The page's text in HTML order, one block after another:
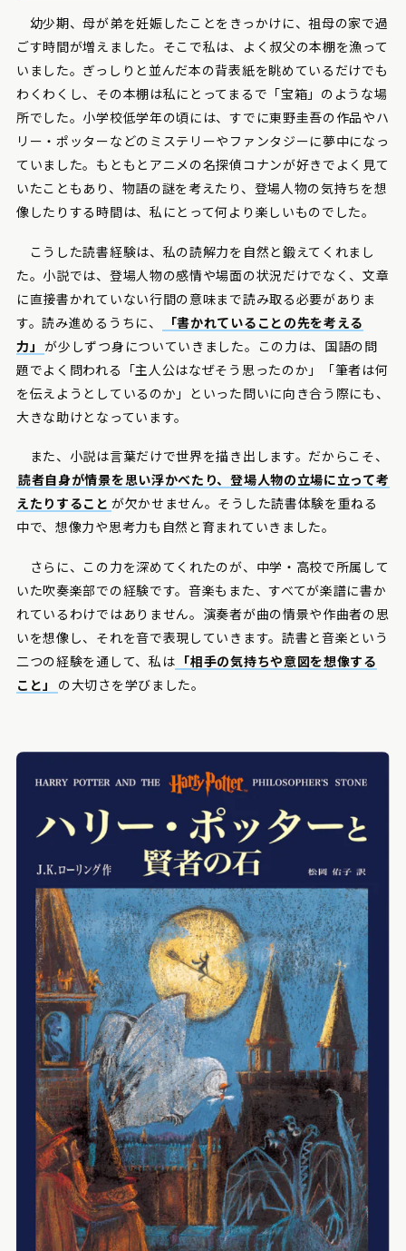
幼少期、母が弟を妊娠したことをきっかけに、祖母の家で過
ごす時間が増えました。そこで私は、よく叔父の本棚を漁って
いました。ぎっしりと並んだ本の背表紙を眺めているだけでも
わくわくし、その本棚は私にとってまるで「宝箱」のような場
所でした。小学校低学年の頃には、すでに東野圭吾の作品やハ
リー・ポッターなどのミステリーやファンタジーに夢中になっ
ていました。もともとアニメの名探偵コナンが好きでよく見て
いたこともあり、物語の謎を考えたり、登場人物の気持ちを想
像したりする時間は、私にとって何より楽しいものでした。
こうした読書経験は、私の読解力を自然と鍛えてくれまし
た。小説では、登場人物の感情や場面の状況だけでなく、文章
に直接書かれていない行間の意味まで読み取る必要がありま
す。読み進めるうちに、
「書かれていることの先を考える
力」 が少しずつ身についていきました。この力は、国語の問
題でよく問われる「主人公はなぜそう思ったのか」「筆者は何
を伝えようとしているのか」といった問いに向き合う際にも、
大きな助けとなっています。
また、小説は言葉だけで世界を描き出します。だからこそ、
読者自身が情景を思い浮かべたり、登場人物の立場に立って考
えたりすること が欠かせません。そうした読書体験を重ねる
中で、想像力や思考力も自然と育まれていきました。
さらに、この力を深めてくれたのが、中学・高校で所属して
いた吹奏楽部での経験です。音楽もまた、すべてが楽譜に書か
れているわけではありません。演奏者が曲の情景や作曲者の思
いを想像し、それを音で表現していきます。読書と音楽という
二つの経験を通して、私は 「相手の気持ちや意図を想像する
こと」
の大切さを学びました。